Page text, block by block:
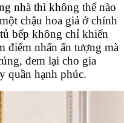
nhà thì không thể nào
chậu hoa giả ở chính
bếp không chỉ khiến
điểm nhấn ấn tượng mà
đem lại cho gia
quần hạnh phúc.